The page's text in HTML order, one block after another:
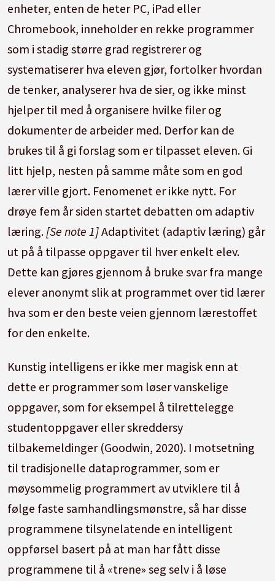
enheter, enten de heter PC, iPad eller
Chromebook, inneholder en rekke programmer
som i stadig større grad registrerer og
systematiserer hva eleven gjør, fortolker hvordan
de tenker, analyserer hva de sier, og ikke minst
hjelper til med å organisere hvilke filer og
dokumenter de arbeider med. Derfor kan de
brukes til å gi forslag som er tilpasset eleven. Gi
litt hjelp, nesten på samme måte som en god
lærer ville gjort. Fenomenet er ikke nytt. For
drøye fem år siden startet debatten om adaptiv
læring. [Se note 1]Adaptivitet (adaptiv læring) går
ut på å tilpasse oppgaver til hver enkelt elev.
Dette kan gjøres gjennom å bruke svar fra mange
elever anonymt slik at programmet over tid lærer
hva som er den beste veien gjennom lærestoffet
for den enkelte.
Kunstig intelligens er ikke mer magisk enn at
dette er programmer som løser vanskelige
oppgaver, som for eksempel å tilrettelegge
studentoppgaver eller skreddersy
tilbakemeldinger (Goodwin, 2020). I motsetning
til tradisjonelle dataprogrammer, som er
møysommelig programmert av utviklere til å
følge faste samhandlingsmønstre, så har disse
programmene tilsynelatende en intelligent
oppførsel basert på at man har fått disse
programmene til å «trene» seg selv i å løse